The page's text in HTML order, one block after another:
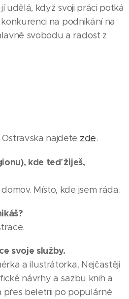
udělá, když svoji práci potká
na podnikání na
svobodu a radost z
Ostravska najdete zde.
kde teď žiješ,
Místo, kde jsem ráda.
svoje služby.
a ilustrátorka. Nejčastěji
návrhy a sazbu knih a
přes beletrii po populárně